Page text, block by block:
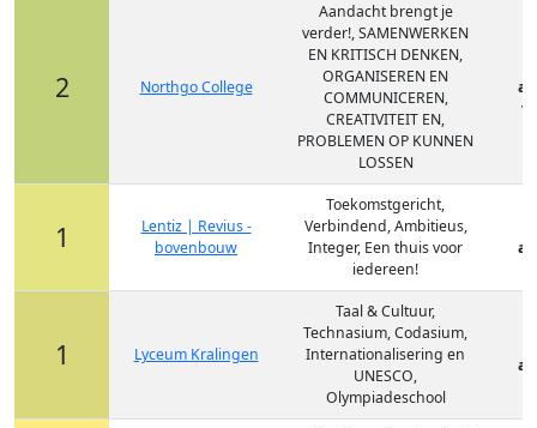
2 Northgo College
Aandacht brengt je
verder!, SAMENWERKEN
EN KRITISCH DENKEN,
ORGANISEREN EN
COMMUNICEREN,
CREATIVITEIT EN,
PROBLEMEN OP KUNNEN
LOSSEN
1
Lentiz | Revius -
bovenbouw
Toekomstgericht,
Verbindend, Ambitieus,
Integer, Een thuis voor
iedereen!
1 Lyceum Kralingen
Taal & Cultuur,
Technasium, Codasium,
Internationalisering en
UNESCO,
Olympiadeschool